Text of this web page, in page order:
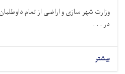
وزارت شهر سازی و اراضی از تمام
در . . .
بیشتر